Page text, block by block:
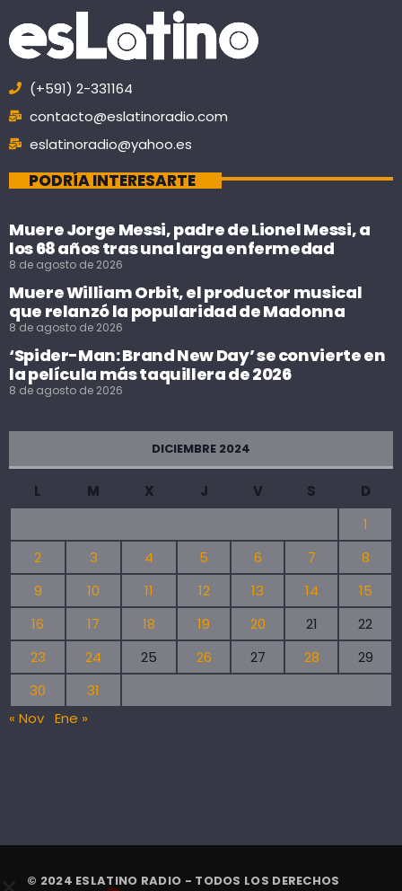
(+591) 2-331164
contacto@eslatinoradio.com
eslatinoradio@yahoo.es
PODRÍA INTERESARTE
Muere Jorge Messi, padre de Lionel Messi, a
los 68 años tras una larga enfermedad
8 de agosto de 2026
Muere William Orbit, el productor musical
que relanzó la popularidad de Madonna
8 de agosto de 2026
‘Spider-Man: Brand New Day’ se convierte en
la película más taquillera de 2026
8 de agosto de 2026
DICIEMBRE 2024
L M X J V S
D
1
2
3 4 5 6 7
8
9
10 11 12 13 14
15
16
17 18 19 20 21
22
23
24 25 26 27 28
29
30
31
« Nov Ene »
© 2024 ESLATINO RADIO - TODOS LOS DERECHOS